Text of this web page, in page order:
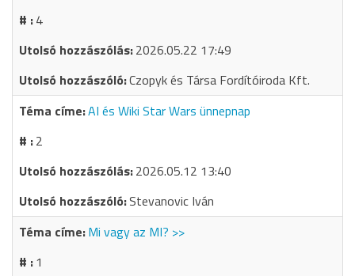
4
2026.05.22 17:49
Czopyk és Társa Fordítóiroda Kft.
AI és Wiki Star Wars ünnepnap
2
2026.05.12 13:40
Stevanovic Iván
Mi vagy az MI? >>
1